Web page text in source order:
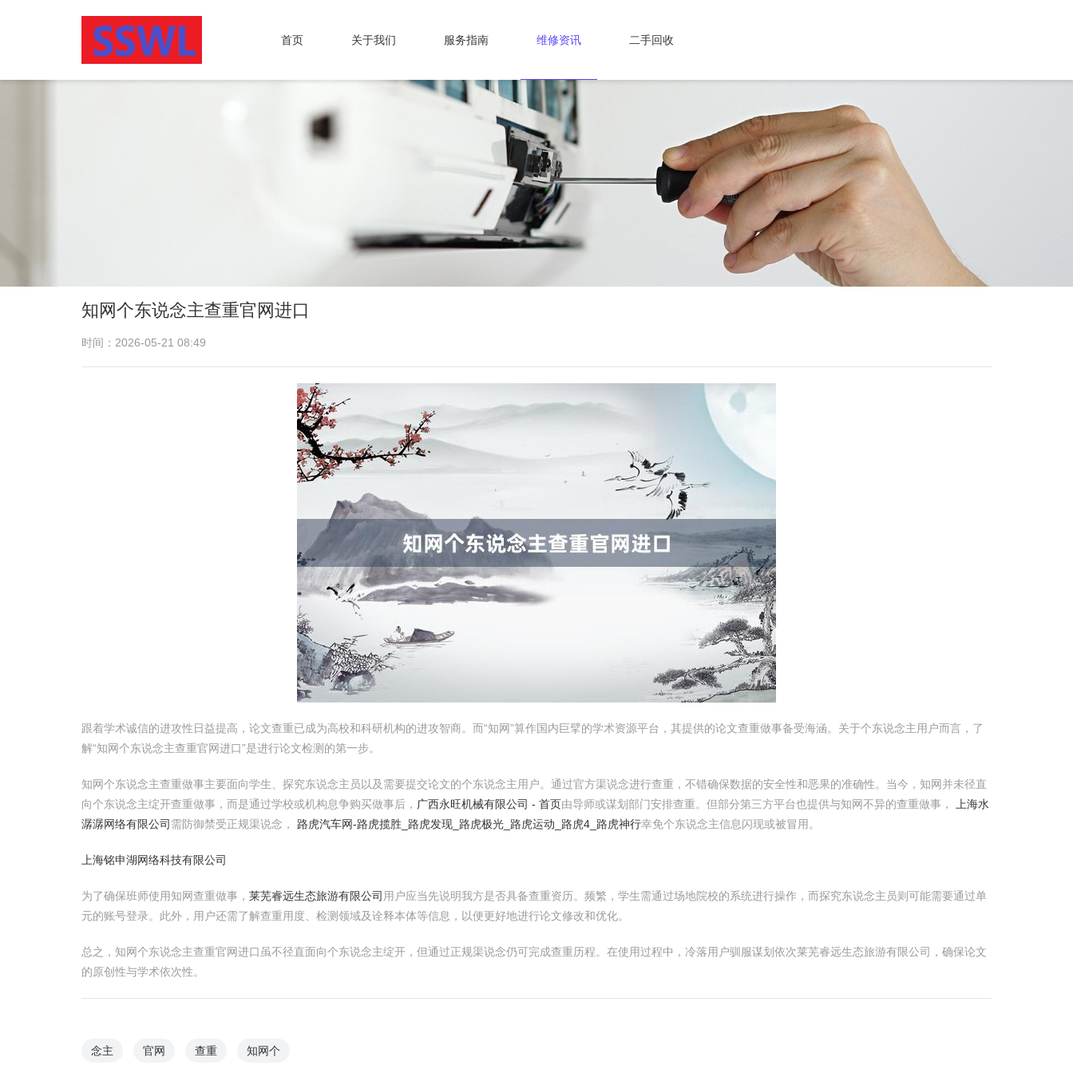
首页 关于我们 服务指南 维修资讯 二手回收
知网个东说念主查重官网进口
时间：2026-05-21 08:49
跟着学术诚信的进攻性日益提高，论文查重已成为高校和科研机构的进攻智商。而“知网”算作国内巨擘的学术资源平台，其提供的论文查重做事备受海涵。关于个东说念主用户而言，了
解“知网个东说念主查重官网进口”是进行论文检测的第一步。
知网个东说念主查重做事主要面向学生、探究东说念主员以及需要提交论文的个东说念主用户。通过官方渠说念进行查重，不错确保数据的安全性和恶果的准确性。当今，知网并未径直
向个东说念主绽开查重做事，而是通过学校或机构息争购买做事后， 广西永旺机械有限公司 - 首页由导师或谋划部门安排查重。但部分第三方平台也提供与知网不异的查重做事，
上海水
潺潺网络有限公司 需防御禁受正规渠说念， 路虎汽车网-路虎揽胜_路虎发现_路虎极光_路虎运动_路虎4_路虎神行幸免个东说念主信息闪现或被冒用。
上海铭申湖网络科技有限公司
为了确保班师使用知网查重做事， 莱芜睿远生态旅游有限公司 用户应当先说明我方是否具备查重资历。频繁，学生需通过场地院校的系统进行操作，而探究东说念主员则可能需要通过单
元的账号登录。此外，用户还需了解查重用度、检测领域及诠释本体等信息，以便更好地进行论文修改和优化。
总之，知网个东说念主查重官网进口虽不径直面向个东说念主绽开，但通过正规渠说念仍可完成查重历程。在使用过程中，冷落用户驯服谋划依次莱芜睿远生态旅游有限公司，确保论文
的原创性与学术依次性。
念主 官网 查重 知网个